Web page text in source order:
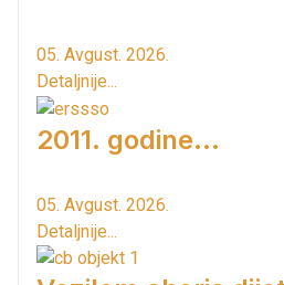
05. Avgust. 2026.
Detaljnije...
2011. godine...
05. Avgust. 2026.
Detaljnije...